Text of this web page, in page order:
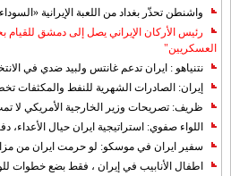
واشنطن تحذّر بغداد من اللعبة الإيرانية
رئيس الأركان الإيراني يصل إلى دمشق للقيام
العسكريين"
نتنياهو : ايران تدعم غانتس ولبيد ضدي في
إيران: الصادرات الشهریة للنفط والمكثفات تخطت 2.75 مليون برميل
ظريف: تصريحات وزير الخارجية الأمريكي لا
اللواء صفوي: استراتيجية ايران حيال الأعداء،
سفير ايران في موسكو: لو حرمت ايران من مزايا
اطفال الأنابيب في إيران ، فقط بضع خطوات